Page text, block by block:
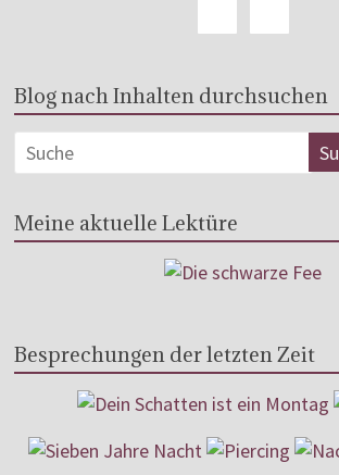
Blog nach Inhalten durchsuchen
Meine aktuelle Lektüre
Besprechungen der letzten Zeit